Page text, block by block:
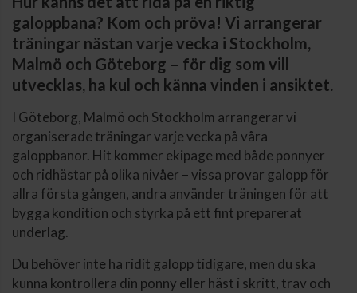
galoppbana? Kom och pröva! Vi arrangerar
träningar nästan varje vecka i Stockholm,
Malmö och Göteborg – för dig som vill
utvecklas, ha kul och känna vinden i ansiktet.
I Göteborg, Malmö och Stockholm arrangerar vi
organiserade träningar varje vecka på våra
galoppbanor. Hit kommer ekipage med både ponnyer
och ridhästar på olika nivåer – vissa provar galopp för
allra första gången, andra använder träningen för att
bygga kondition och styrka på ett fint preparerat
underlag.
Du behöver inte ha ridit galopp tidigare, men du ska
kunna kontrollera din ponny eller häst i skritt, trav och